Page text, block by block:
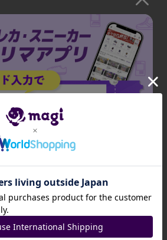
【ARS9】カイドウ
SR ST04-003
-
R ST04-004
-
招待コード
JA9XS8
コピーする